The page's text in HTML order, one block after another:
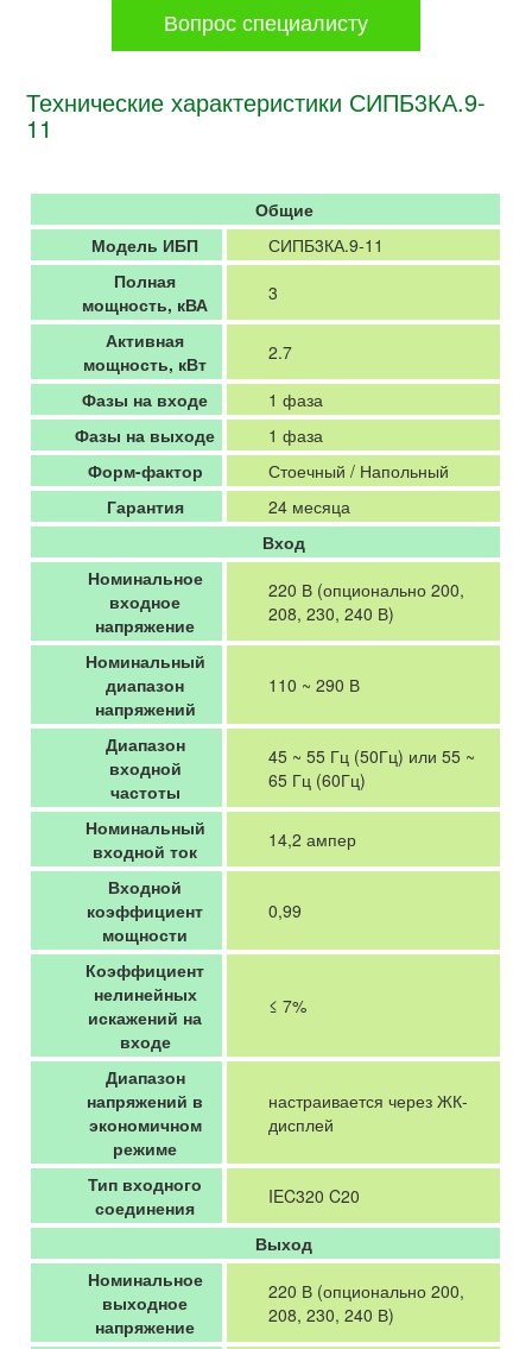
Вопрос специалисту
Технические характеристики СИПБ3КА.9-
11
Общие
Модель ИБП
СИПБ3КА.9-11
Полная
мощность, кВА
3
Активная
мощность, кВт
2.7
Фазы на входе
1 фаза
Фазы на выходе
1 фаза
Форм-фактор
Стоечный / Напольный
Гарантия
24 месяца
Вход
Номинальное
входное
напряжение
220 В (опционально 200,
208, 230, 240 В)
Номинальный
диапазон
напряжений
110 ~ 290 В
Диапазон
входной
частоты
45 ~ 55 Гц (50Гц) или 55 ~
65 Гц (60Гц)
Номинальный
входной ток
14,2 ампер
Входной
коэффициент
мощности
0,99
Коэффициент
нелинейных
искажений на
входе
≤ 7%
Диапазон
напряжений в
экономичном
режиме
настраивается через ЖК-
дисплей
Тип входного
соединения
IEC320 C20
Выход
Номинальное
выходное
напряжение
220 В (опционально 200,
208, 230, 240 В)